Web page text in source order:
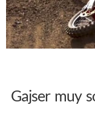
Gajser muy